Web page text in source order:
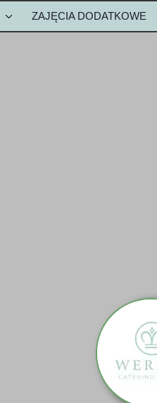
ZAJĘCIA DODATKOWE